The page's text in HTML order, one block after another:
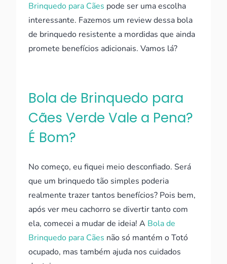
Brinquedo para Cães pode ser uma escolha
interessante. Fazemos um review dessa bola
de brinquedo resistente a mordidas que ainda
promete benefícios adicionais. Vamos lá?
Bola de Brinquedo para
Cães Verde Vale a Pena?
É Bom?
No começo, eu fiquei meio desconfiado. Será
que um brinquedo tão simples poderia
realmente trazer tantos benefícios? Pois bem,
após ver meu cachorro se divertir tanto com
ela, comecei a mudar de ideia! A Bola de
Brinquedo para Cães não só mantém o Totó
ocupado, mas também ajuda nos cuidados